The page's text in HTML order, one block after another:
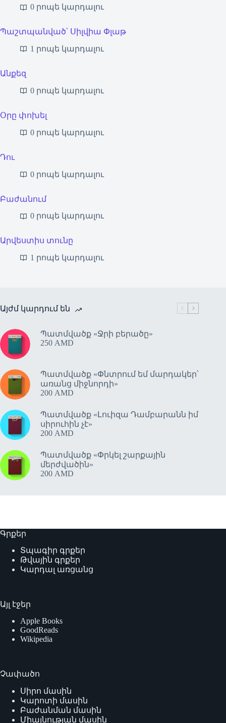
0 րոպե կարդալու
Պաշտպանված՝ Սիլվիա Փլաթ
1 րոպե կարդալու
Անքեզ
0 րոպե կարդալու
Օրը փոխել
0 րոպե կարդալու
Դու
0 րոպե կարդալու
Բաժանում
0 րոպե կարդալու
Արվեստիս տունը
1 րոպե կարդալու
Այժմ կարդում են
Պատմվածք «Ջրի բերածը»
250 AMD
Պատմվածք «Փնտրում եմ մարդակեր՝
առանց միջնորդի»
200 AMD
Պատմվածք «Լուիզա Դամբարանն իմ
սիրուհին չէ»
200 AMD
Պատմվածք «Փրկել շարքային
մերժվածին»
200 AMD
Գրքեր
Տպագիր գրքեր
Թվային գրքեր
Կարդալ առցանց
Այլ էջեր
Apple Books
GoodReads
Wikipedia
Չափածո
Սիրո մասին
Կարոտի մասին
Բաժանման մասին
Միայնության մասին